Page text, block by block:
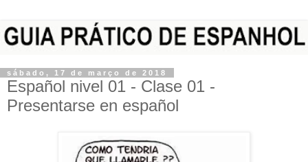
sábado, 17 de março de 2018
Español nivel 01 - Clase 01 -
Presentarse en español